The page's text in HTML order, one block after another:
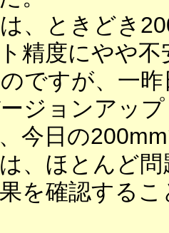
、ときどき
精度にやや不
ですが、一
ジョンアッ
今日の
、ほとんど
を確認する